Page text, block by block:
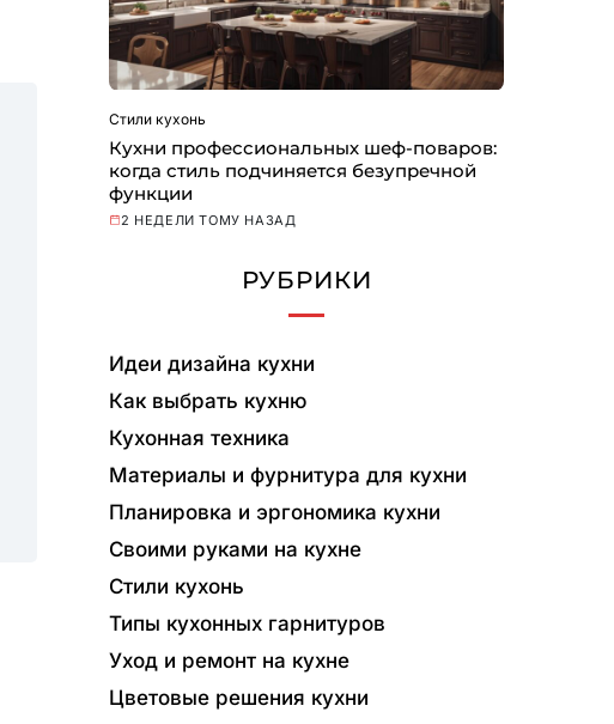
Стили кухонь
Кухни профессиональных шеф-поваров:
когда стиль подчиняется безупречной
функции
2 НЕДЕЛИ ТОМУ НАЗАД
РУБРИКИ
Идеи дизайна кухни
Как выбрать кухню
Кухонная техника
Материалы и фурнитура для кухни
Планировка и эргономика кухни
Своими руками на кухне
Стили кухонь
Типы кухонных гарнитуров
Уход и ремонт на кухне
Цветовые решения кухни